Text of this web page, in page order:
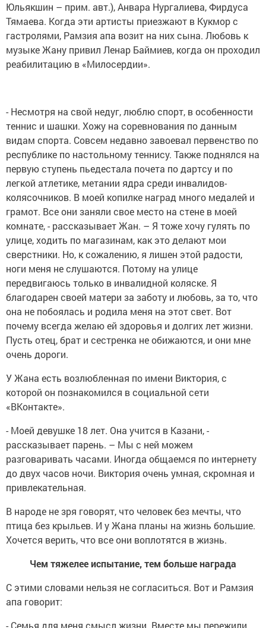
Юльякшин – прим. авт.), Анвара Нургалиева, Фирдуса
Тямаева. Когда эти артисты приезжают в Кукмор с
гастролями, Рамзия апа возит на них сына. Любовь к
музыке Жану привил Ленар Баймиев, когда он проходил
реабилитацию в «Милосердии».
- Несмотря на свой недуг, люблю спорт, в особенности
теннис и шашки. Хожу на соревнования по данным
видам спорта. Совсем недавно завоевал первенство по
республике по настольному теннису. Также поднялся на
первую ступень пьедестала почета по дартсу и по
легкой атлетике, метании ядра среди инвалидов-
колясочников. В моей копилке наград много медалей и
грамот. Все они заняли свое место на стене в моей
комнате, - рассказывает Жан. – Я тоже хочу гулять по
улице, ходить по магазинам, как это делают мои
сверстники. Но, к сожалению, я лишен этой радости,
ноги меня не слушаются. Потому на улице
передвигаюсь только в инвалидной коляске. Я
благодарен своей матери за заботу и любовь, за то, что
она не побоялась и родила меня на этот свет. Вот
почему всегда желаю ей здоровья и долгих лет жизни.
Пусть отец, брат и сестренка не обижаются, и они мне
очень дороги.
У Жана есть возлюбленная по имени Виктория, с
которой он познакомился в социальной сети
«ВКонтакте».
- Моей девушке 18 лет. Она учится в Казани, -
рассказывает парень. – Мы с ней можем
разговаривать часами. Иногда общаемся по интернету
до двух часов ночи. Виктория очень умная, скромная и
привлекательная.
В народе не зря говорят, что человек без мечты, что
птица без крыльев. И у Жана планы на жизнь большие.
Хочется верить, что все они воплотятся в жизнь.
Чем тяжелее испытание, тем больше награда
С этими словами нельзя не согласиться. Вот и Рамзия
апа говорит: